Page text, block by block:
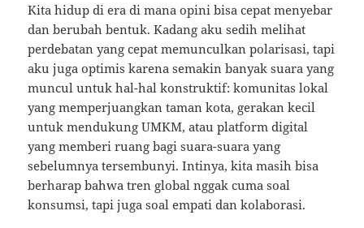
Kita hidup di era di mana opini bisa cepat menyebar
dan berubah bentuk. Kadang aku sedih melihat
perdebatan yang cepat memunculkan polarisasi, tapi
aku juga optimis karena semakin banyak suara yang
muncul untuk hal-hal konstruktif: komunitas lokal
yang memperjuangkan taman kota, gerakan kecil
untuk mendukung UMKM, atau platform digital
yang memberi ruang bagi suara-suara yang
sebelumnya tersembunyi. Intinya, kita masih bisa
berharap bahwa tren global nggak cuma soal
konsumsi, tapi juga soal empati dan kolaborasi.